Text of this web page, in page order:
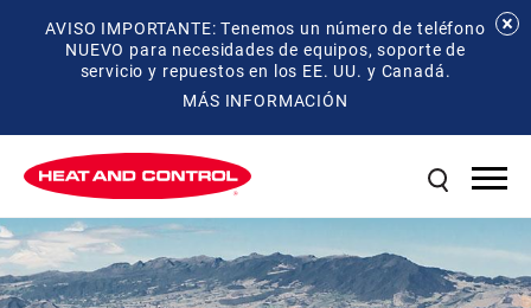
AVISO IMPORTANTE: Tenemos un número de teléfono
NUEVO para necesidades de equipos, soporte de
servicio y repuestos en los EE. UU. y Canadá.
MÁS INFORMACIÓN